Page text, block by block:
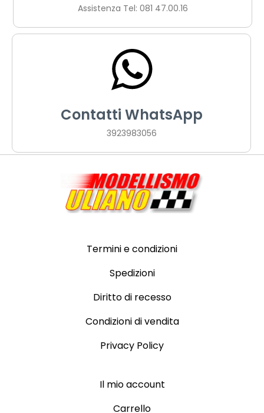
Assistenza Tel: 081 47.00.16
Contatti WhatsApp
3923983056
Termini e condizioni
Spedizioni
Diritto di recesso
Condizioni di vendita
Privacy Policy
Il mio account
Carrello